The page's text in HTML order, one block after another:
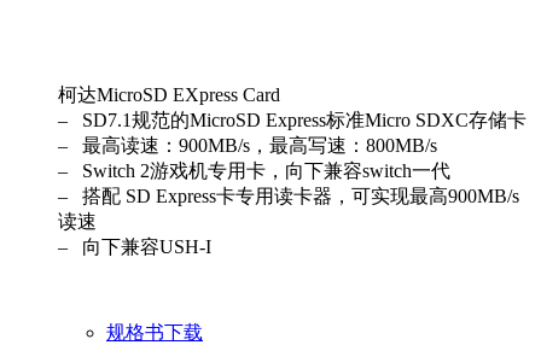
柯达MicroSD EXpress Card
– SD7.1规范的MicroSD Express标准Micro SDXC存储卡
– 最高读速：900MB/s，最高写速：800MB/s
– Switch 2游戏机专用卡，向下兼容switch一代
– 搭配 SD Express卡专用读卡器，可实现最高900MB/s
读速
– 向下兼容USH-I
规格书下载